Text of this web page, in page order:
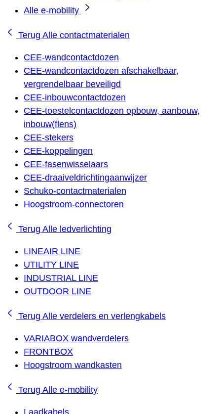
Alle e-mobility
Terug Alle contactmaterialen
CEE-wandcontactdozen
CEE-wandcontactdozen afschakelbaar,
vergrendelbaar beveiligd
CEE-inbouwcontactdozen
CEE-toestelcontactdozen opbouw, aanbouw,
inbouw(flens)
CEE-stekers
CEE-koppelingen
CEE-fasenwisselaars
CEE-draaiveldrichtingaanwijzer
Schuko-contactmaterialen
Hoogstroom-connectoren
Terug Alle ledverlichting
LINEAIR LINE
UTILITY LINE
INDUSTRIAL LINE
OUTDOOR LINE
Terug Alle verdelers en verlengkabels
VARIABOX wandverdelers
FRONTBOX
Hoogstroom wandkasten
Terug Alle e-mobility
Laadkabels